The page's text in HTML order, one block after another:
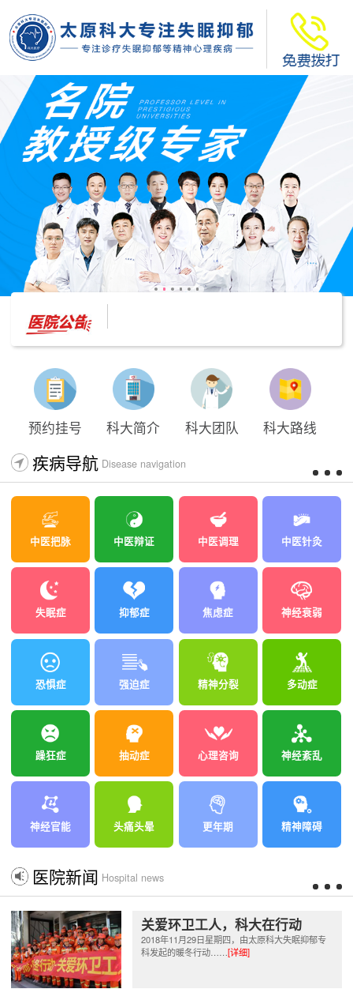
预约挂号 科大简介 科大团队 科大路线
疾病导航 Disease navigation
中医把脉 中医辩证 中医调理 中医针灸
失眠症 抑郁症 焦虑症 神经衰弱
恐惧症 强迫症 精神分裂 多动症
躁狂症 抽动症 心理咨询 神经紊乱
神经官能 头痛头晕 更年期 精神障碍
医院新闻 Hospital news
关爱环卫工人，科大在行动
2018年11月29日星期四，由太原科大失眠抑郁专
科发起的暖冬行动……[详细]